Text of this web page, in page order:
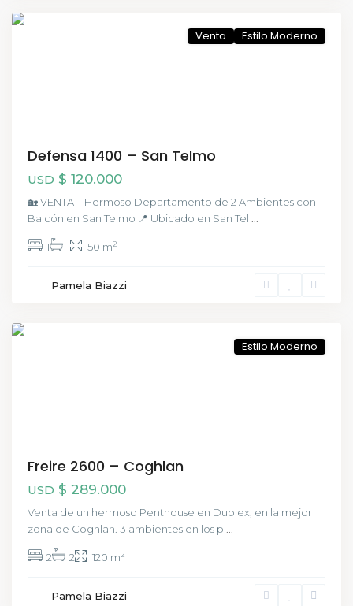
Venta Estilo Moderno
Defensa 1400 – San Telmo
USD $ 120.000
🏡 VENTA – Hermoso Departamento de 2 Ambientes con
Balcón en San Telmo 📍 Ubicado en San Tel
1 1 50 m2
Pamela Biazzi
Estilo Moderno
Freire 2600 – Coghlan
USD $ 289.000
Venta de un hermoso Penthouse en Duplex, en la mejor
zona de Coghlan. 3 ambientes en los p
2 2 120 m2
Pamela Biazzi
Monserrat,